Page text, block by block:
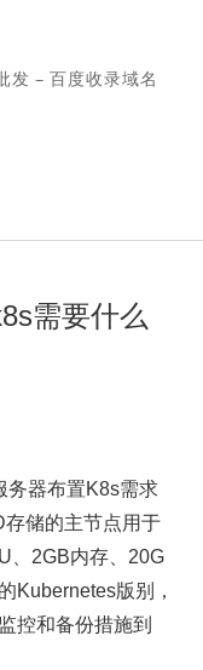
发 – 百度收录域名
需要什么
务器布置K8s需求
储的主节点用于
、2GB内存、20G
Kubernetes版别，
控和备份措施到